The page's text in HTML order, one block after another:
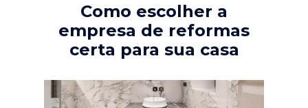
Como escolher a
empresa de reformas
certa para sua casa